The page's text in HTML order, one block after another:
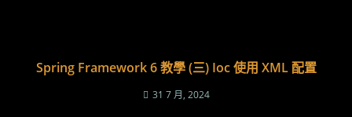
Spring Framework 6 教學 (三) Ioc 使用 XML 配置
31 7 月, 2024